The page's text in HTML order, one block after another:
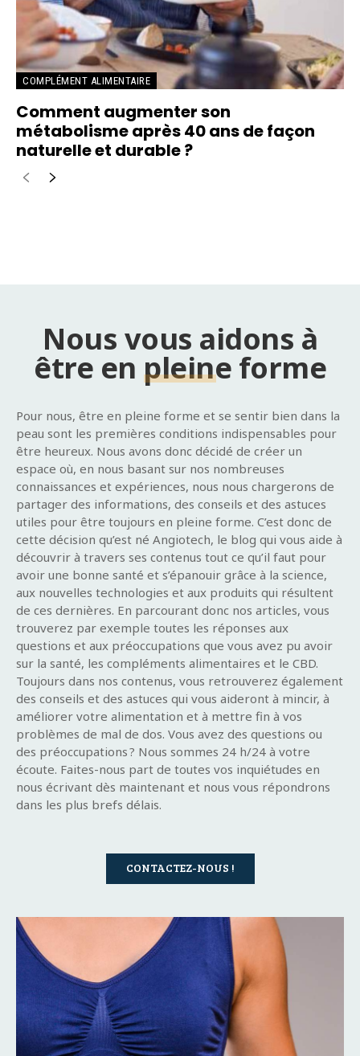
COMPLÉMENT ALIMENTAIRE
Comment augmenter son
métabolisme après 40 ans de façon
naturelle et durable ?
Nous vous aidons à
être en pleine forme
Pour nous, être en pleine forme et se sentir bien dans la
peau sont les premières conditions indispensables pour
être heureux. Nous avons donc décidé de créer un
espace où, en nous basant sur nos nombreuses
connaissances et expériences, nous nous chargerons de
partager des informations, des conseils et des astuces
utiles pour être toujours en pleine forme. C’est donc de
cette décision qu’est né Angiotech, le blog qui vous aide à
découvrir à travers ses contenus tout ce qu’il faut pour
avoir une bonne santé et s’épanouir grâce à la science,
aux nouvelles technologies et aux produits qui résultent
de ces dernières. En parcourant donc nos articles, vous
trouverez par exemple toutes les réponses aux
questions et aux préoccupations que vous avez pu avoir
sur la santé, les compléments alimentaires et le CBD.
Toujours dans nos contenus, vous retrouverez également
des conseils et des astuces qui vous aideront à mincir, à
améliorer votre alimentation et à mettre fin à vos
problèmes de mal de dos. Vous avez des questions ou
des préoccupations ? Nous sommes 24 h/24 à votre
écoute. Faites-nous part de toutes vos inquiétudes en
nous écrivant dès maintenant et nous vous répondrons
dans les plus brefs délais.
CONTACTEZ-NOUS !